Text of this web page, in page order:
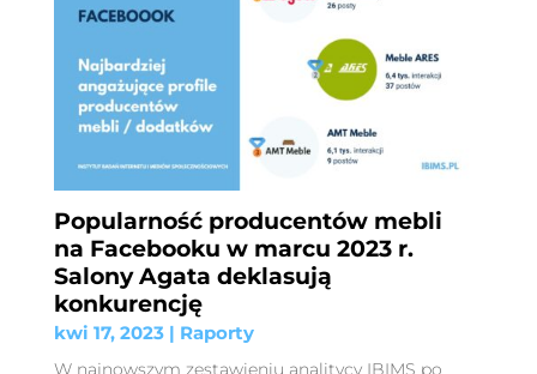
Popularność producentów mebli
na Facebooku w marcu 2023 r.
Salony Agata deklasują
konkurencję
kwi 17, 2023| Raporty
W najnowszym zestawieniu analitycy IBIMS po